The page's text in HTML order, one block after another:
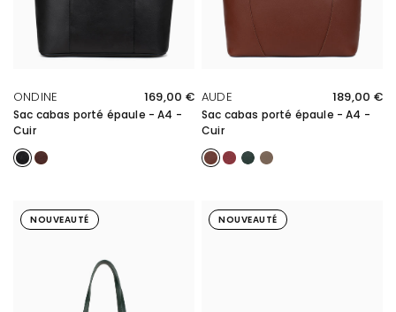
ONDINE 169,00 €
Sac cabas porté épaule - A4 -
Cuir
NoirMarron
AUDE 189,00 €
Sac cabas porté épaule - A4 -
Cuir
Marron
Carmin
Vert foncéTaupe
NOUVEAUTÉ NOUVEAUTÉ